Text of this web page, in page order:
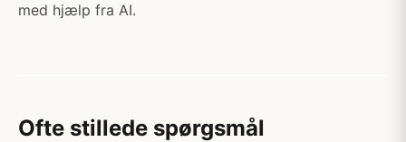
med hjælp fra AI.
Ofte stillede spørgsmål